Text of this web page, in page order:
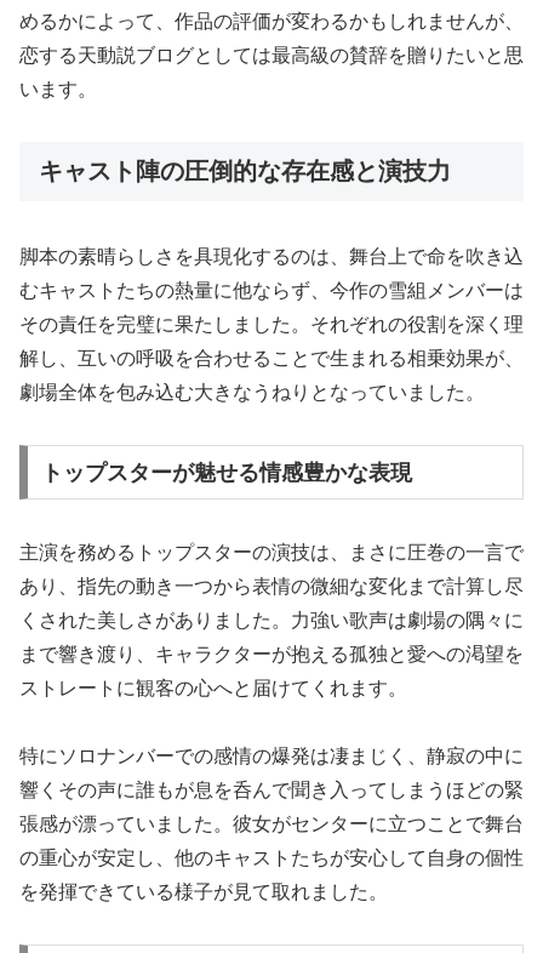
めるかによって、作品の評価が変わるかもしれませんが、
恋する天動説ブログとしては最高級の賛辞を贈りたいと思
います。
キャスト陣の圧倒的な存在感と演技力
脚本の素晴らしさを具現化するのは、舞台上で命を吹き込
むキャストたちの熱量に他ならず、今作の雪組メンバーは
その責任を完璧に果たしました。それぞれの役割を深く理
解し、互いの呼吸を合わせることで生まれる相乗効果が、
劇場全体を包み込む大きなうねりとなっていました。
トップスターが魅せる情感豊かな表現
主演を務めるトップスターの演技は、まさに圧巻の一言で
あり、指先の動き一つから表情の微細な変化まで計算し尽
くされた美しさがありました。力強い歌声は劇場の隅々に
まで響き渡り、キャラクターが抱える孤独と愛への渇望を
ストレートに観客の心へと届けてくれます。
特にソロナンバーでの感情の爆発は凄まじく、静寂の中に
響くその声に誰もが息を呑んで聞き入ってしまうほどの緊
張感が漂っていました。彼女がセンターに立つことで舞台
の重心が安定し、他のキャストたちが安心して自身の個性
を発揮できている様子が見て取れました。